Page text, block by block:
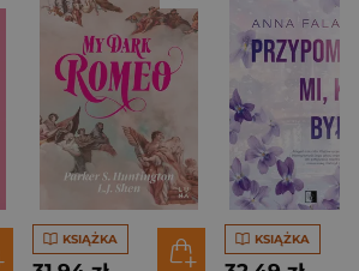
KSIĄŻKA KSIĄŻKA